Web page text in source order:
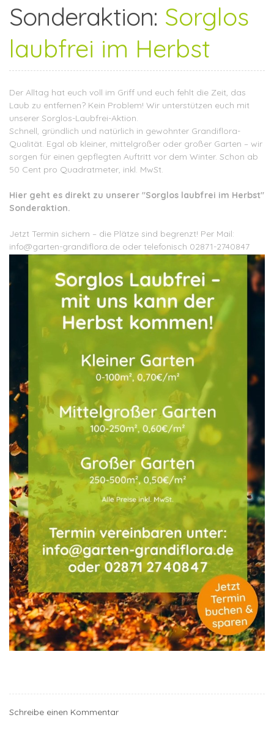
Sonderaktion: Sorglos
laubfrei im Herbst
Der Alltag hat euch voll im Griff und euch fehlt die Zeit, das
Laub zu entfernen? Kein Problem! Wir unterstützen euch mit
unserer Sorglos-Laubfrei-Aktion.
Schnell, gründlich und natürlich in gewohnter Grandiflora-
Qualität. Egal ob kleiner, mittelgroßer oder großer Garten – wir
sorgen für einen gepflegten Auftritt vor dem Winter. Schon ab
50 Cent pro Quadratmeter, inkl. MwSt.
Hier geht es direkt zu unserer "Sorglos laubfrei im Herbst"
Sonderaktion.
Jetzt Termin sichern – die Plätze sind begrenzt! Per Mail:
info@garten-grandiflora.de oder telefonisch 02871-2740847
Schreibe einen Kommentar